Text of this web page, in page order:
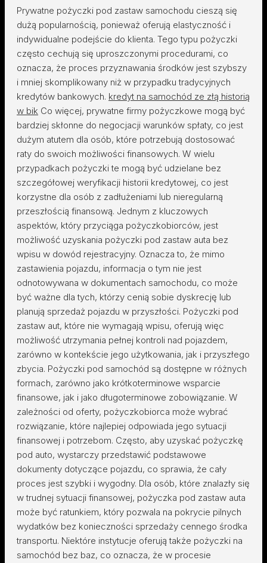
Prywatne pożyczki pod zastaw samochodu cieszą się
dużą popularnością, ponieważ oferują elastyczność i
indywidualne podejście do klienta. Tego typu pożyczki
często cechują się uproszczonymi procedurami, co
oznacza, że proces przyznawania środków jest szybszy
i mniej skomplikowany niż w przypadku tradycyjnych
kredytów bankowych. kredyt na samochód ze złą historią
w bik Co więcej, prywatne firmy pożyczkowe mogą być
bardziej skłonne do negocjacji warunków spłaty, co jest
dużym atutem dla osób, które potrzebują dostosować
raty do swoich możliwości finansowych. W wielu
przypadkach pożyczki te mogą być udzielane bez
szczegółowej weryfikacji historii kredytowej, co jest
korzystne dla osób z zadłużeniami lub nieregularną
przeszłością finansową. Jednym z kluczowych
aspektów, który przyciąga pożyczkobiorców, jest
możliwość uzyskania pożyczki pod zastaw auta bez
wpisu w dowód rejestracyjny. Oznacza to, że mimo
zastawienia pojazdu, informacja o tym nie jest
odnotowywana w dokumentach samochodu, co może
być ważne dla tych, którzy cenią sobie dyskrecję lub
planują sprzedaż pojazdu w przyszłości. Pożyczki pod
zastaw aut, które nie wymagają wpisu, oferują więc
możliwość utrzymania pełnej kontroli nad pojazdem,
zarówno w kontekście jego użytkowania, jak i przyszłego
zbycia. Pożyczki pod samochód są dostępne w różnych
formach, zarówno jako krótkoterminowe wsparcie
finansowe, jak i jako długoterminowe zobowiązanie. W
zależności od oferty, pożyczkobiorca może wybrać
rozwiązanie, które najlepiej odpowiada jego sytuacji
finansowej i potrzebom. Często, aby uzyskać pożyczkę
pod auto, wystarczy przedstawić podstawowe
dokumenty dotyczące pojazdu, co sprawia, że cały
proces jest szybki i wygodny. Dla osób, które znalazły się
w trudnej sytuacji finansowej, pożyczka pod zastaw auta
może być ratunkiem, który pozwala na pokrycie pilnych
wydatków bez konieczności sprzedaży cennego środka
transportu. Niektóre instytucje oferują także pożyczki na
samochód bez baz, co oznacza, że w procesie